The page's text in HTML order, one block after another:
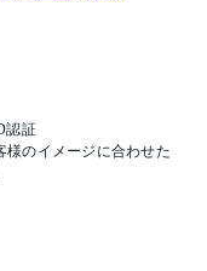
認証
様のイメージに合わせた